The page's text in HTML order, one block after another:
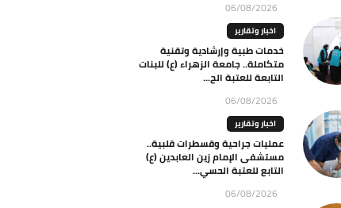
06/08/2026
اخبار وتقارير
خدمات طبية وإرشادية وتقنية
متكاملة.. جامعة الزهراء (ع) للبنات
التابعة للعتبة الح...
06/08/2026
اخبار وتقارير
عمليات جراحية وقسطرات قلبية..
مستشفى الإمام زين العابدين (ع)
التابع للعتبة الحسي...
06/08/2026